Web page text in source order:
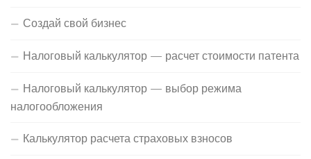
Создай свой бизнес
Налоговый калькулятор — расчет стоимости патента
Налоговый калькулятор — выбор режима
налогообложения
Калькулятор расчета страховых взносов